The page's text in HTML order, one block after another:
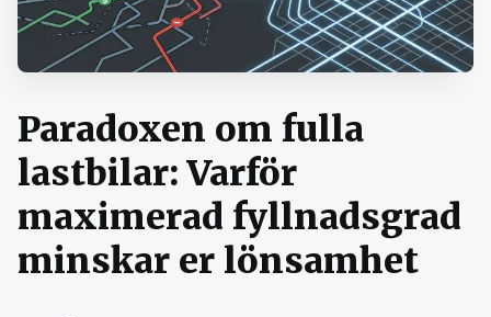
Paradoxen om fulla
lastbilar: Varför
maximerad fyllnadsgrad
minskar er lönsamhet